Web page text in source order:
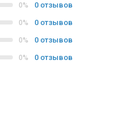
0% 0 отзывов
0% 0 отзывов
0% 0 отзывов
0% 0 отзывов